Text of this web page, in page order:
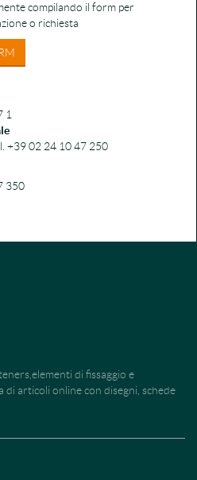
compilando il form per
o richiesta
1
+39 02 24 10 47 250
350
di fissaggio e
di articoli online con disegni, schede